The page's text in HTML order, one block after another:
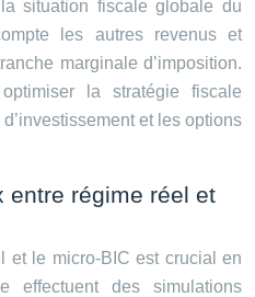
la situation fiscale globale du
les autres revenus et
marginale d’imposition.
la stratégie fiscale
et les options
entre régime réel et
et le micro-BIC est crucial en
effectuent des simulations